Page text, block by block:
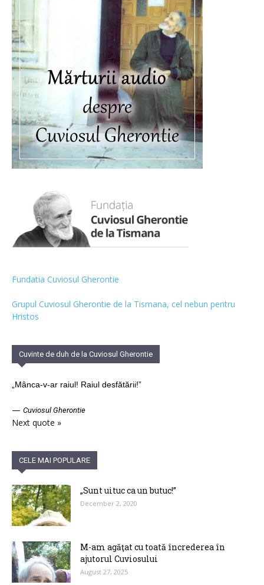
Fundatia Cuviosul Gherontie
Grupul Cuviosul Gherontie de la Tismana, cel nebun pentru
Hristos
Cuvinte de duh de la Cuviosul Gherontie
„Mânca-v-ar raiul! Raiul desfătării!”
— Cuviosul Gherontie
Next quote »
CELE MAI POPULARE
„Sunt uituc ca un butuc!”
December 2, 2020
M-am agăţat cu toată încrederea în
ajutorul Cuviosului
August 27, 2025